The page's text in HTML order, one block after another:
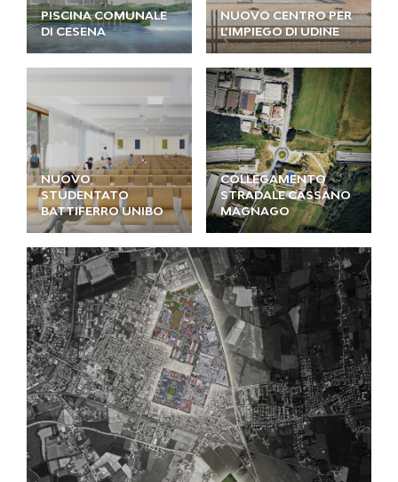
PISCINA COMUNALE
DI CESENA
NUOVO CENTRO PER
L’IMPIEGO DI UDINE
NUOVO
STUDENTATO
BATTIFERRO UNIBO
COLLEGAMENTO
STRADALE CASSANO
MAGNAGO